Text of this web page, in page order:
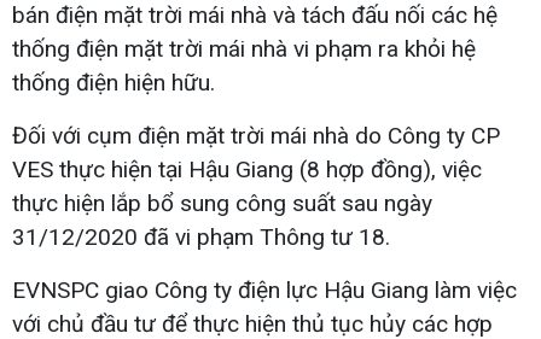
bán điện mặt trời mái nhà và tách đấu nối các hệ
thống điện mặt trời mái nhà vi phạm ra khỏi hệ
thống điện hiện hữu.
Đối với cụm điện mặt trời mái nhà do Công ty CP
VES thực hiện tại Hậu Giang (8 hợp đồng), việc
thực hiện lắp bổ sung công suất sau ngày
31/12/2020 đã vi phạm Thông tư 18.
EVNSPC giao Công ty điện lực Hậu Giang làm việc
với chủ đầu tư để thực hiện thủ tục hủy các hợp